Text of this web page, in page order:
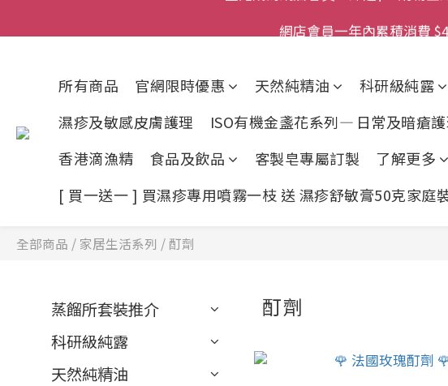
今期優惠!! 濕疹救星
登記成為網店會員，即送$50購物金
所有商品 官網限時優惠 天然純精油 科研級純露
濕疹及敏感皮膚護理
ISO有機金盞花系列— 日常及暗瘡
香港滴漁精
食品及飲品 客製皂專屬訂製 了解更多
[ 買一送一 ] 買濕疹專用噴霧一枝 送 濕疹舒敏膏50克家庭
全部商品 / 家居生活系列 / 酊劑
蒸餾所套裝推介
科研級純露
天然純精油
酊劑